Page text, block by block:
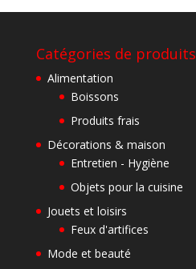
Catégories de produits
Alimentation
Boissons
Produits frais
Décorations & maison
Entretien - Hygiène
Objets pour la cuisine
Jouets et loisirs
Feux d'artifices
Mode et beauté